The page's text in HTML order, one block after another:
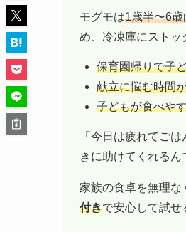
モグモは1歳半〜6
め、冷凍庫にストッ
保育園帰りで子
献立に悩む時間
子どもが食べや
「今日は疲れてご
きに助けてくれるん
家族の食卓を無理な
付きで安心して試せ